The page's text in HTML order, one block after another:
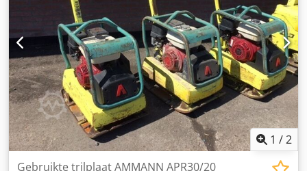
1 /2
Gebruikte trilplaat AMMANN APR30/20